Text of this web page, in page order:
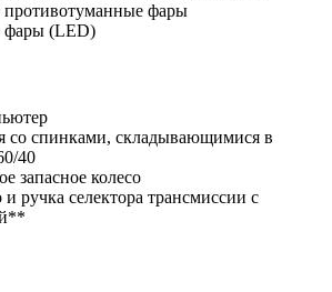
фары
фары (LED)
со спинками, складывающимися в
40
запасное колесо
и ручка селектора трансмиссии с